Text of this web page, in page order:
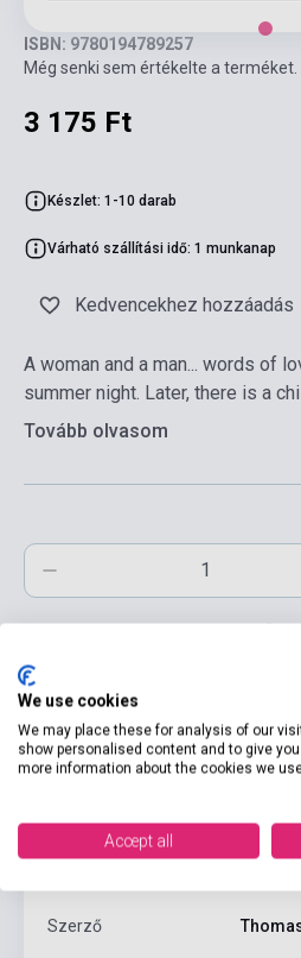
ISBN: 9780194789257
Még senki sem értékelte a terméket.
3 175 Ft
Készlet: 1-10 darab
Várható szállítási idő: 1 munkanap
Kedvencekhez hozzáadás
A woman and a man... words of
summer night. Later, there is a
Tovább olvasom
Szerző
We use cookies
We may place these for analysis of our
show personalised content and to give
more information about the cookies we
Accept all